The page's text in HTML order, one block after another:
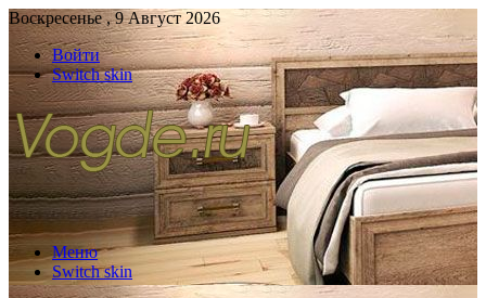
Воскресенье , 9 Август 2026
Войти
Switch skin
Меню
Switch skin